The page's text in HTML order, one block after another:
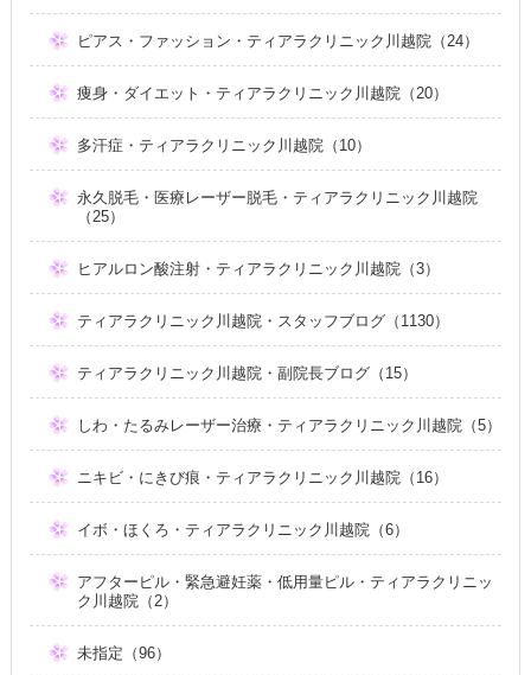
ピアス・ファッション・ティアラクリニック川越院（24）
痩身・ダイエット・ティアラクリニック川越院（20）
多汗症・ティアラクリニック川越院（10）
永久脱毛・医療レーザー脱毛・ティアラクリニック川越院
（25）
ヒアルロン酸注射・ティアラクリニック川越院（3）
ティアラクリニック川越院・スタッフブログ（1130）
ティアラクリニック川越院・副院長ブログ（15）
しわ・たるみレーザー治療・ティアラクリニック川越院（5）
ニキビ・にきび痕・ティアラクリニック川越院（16）
イボ・ほくろ・ティアラクリニック川越院（6）
アフターピル・緊急避妊薬・低用量ピル・ティアラクリニッ
ク川越院（2）
未指定（96）